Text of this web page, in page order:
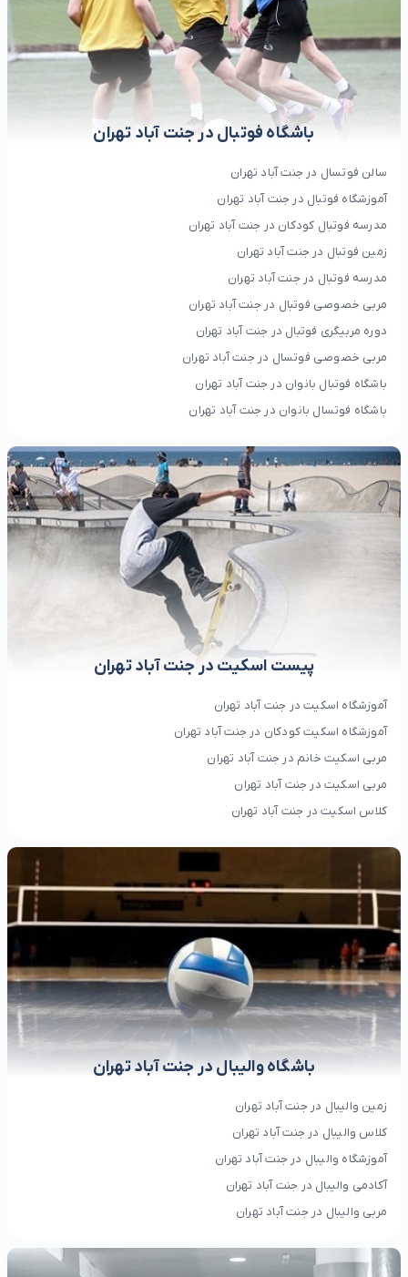
باشگاه فوتبال در جنت آباد تهران
سالن فوتسال در جنت آباد تهران
آموزشگاه فوتبال در جنت آباد تهران
مدرسه فوتبال کودکان در جنت آباد تهران
زمین فوتبال در جنت آباد تهران
مدرسه فوتبال در جنت آباد تهران
مربی خصوصی فوتبال در جنت آباد تهران
دوره مربیگری فوتبال در جنت آباد تهران
مربی خصوصی فوتسال در جنت آباد تهران
باشگاه فوتبال بانوان در جنت آباد تهران
باشگاه فوتسال بانوان در جنت آباد تهران
پیست اسکیت در جنت آباد تهران
آموزشگاه اسکیت در جنت آباد تهران
آموزشگاه اسکیت کودکان در جنت آباد تهران
مربی اسکیت خانم در جنت آباد تهران
مربی اسکیت در جنت آباد تهران
کلاس اسکیت در جنت آباد تهران
باشگاه والیبال در جنت آباد تهران
زمین والیبال در جنت آباد تهران
کلاس والیبال در جنت آباد تهران
آموزشگاه والیبال در جنت آباد تهران
آکادمی والیبال در جنت آباد تهران
مربی والیبال در جنت آباد تهران